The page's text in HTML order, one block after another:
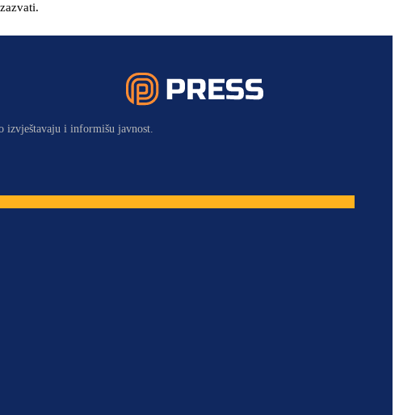
izvještavaju i informišu javnost.